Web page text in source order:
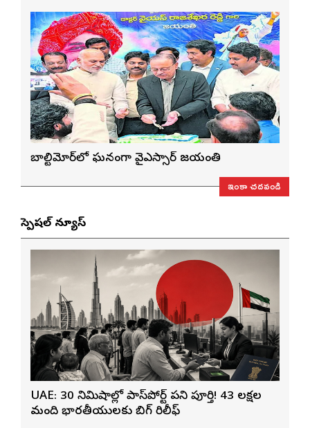
బాల్టిమోర్‌లో ఘనంగా వైఎస్సార్‌ జయంతి
ఇంకా చదవండి
స్పెషల్ న్యూస్
UAE: 30 నిమిషాల్లో పాస్‌పోర్ట్ పని పూర్తి! 43 లక్షల
మంది భారతీయులకు బిగ్ రిలీఫ్